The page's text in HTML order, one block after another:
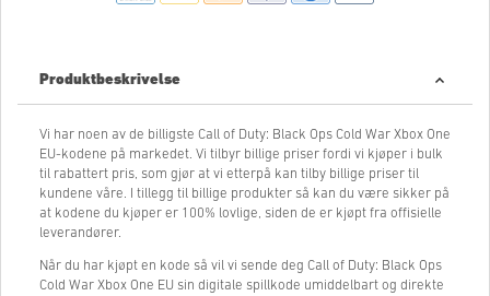
Produktbeskrivelse
Vi har noen av de billigste Call of Duty: Black Ops Cold War Xbox One
EU-kodene på markedet. Vi tilbyr billige priser fordi vi kjøper i bulk
til rabattert pris, som gjør at vi etterpå kan tilby billige priser til
kundene våre. I tillegg til billige produkter så kan du være sikker på
at kodene du kjøper er 100% lovlige, siden de er kjøpt fra offisielle
leverandører.
Når du har kjøpt en kode så vil vi sende deg Call of Duty: Black Ops
Cold War Xbox One EU sin digitale spillkode umiddelbart og direkte